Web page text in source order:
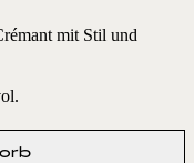
mit Stil und